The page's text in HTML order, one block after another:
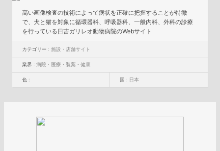
高い画像検査の技術によって病状を正確に把握することが特徴
で、犬と猫を対象に循環器科、呼吸器科、一般内科、外科の診療
を行っている日吉ガリレオ動物病院のWebサイト
カテゴリー :施設・店舗サイト
業界 :病院・医療・製薬・健康
色 : 国 : 日本